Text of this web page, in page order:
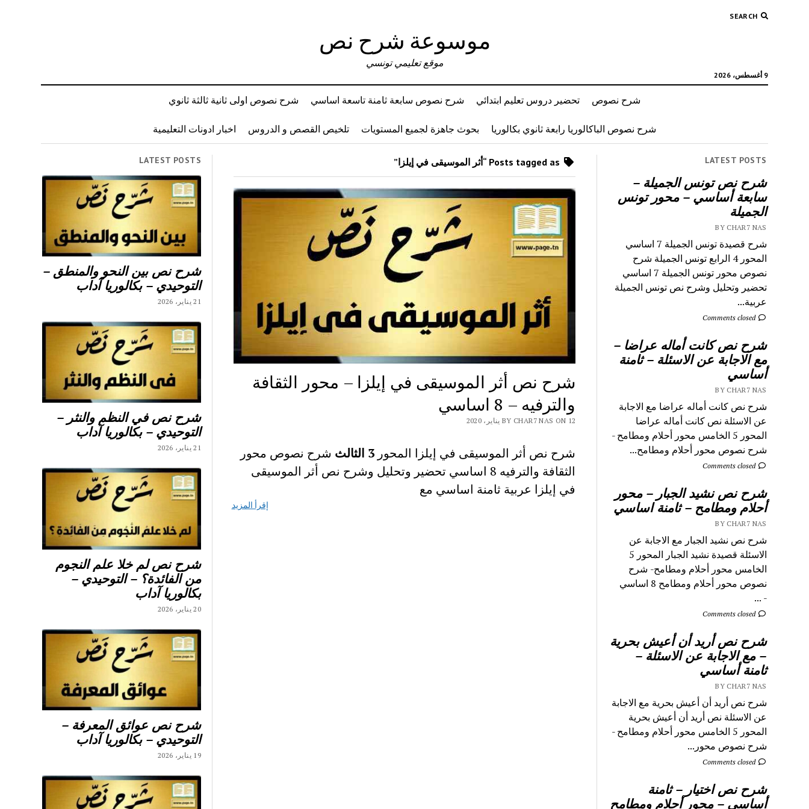
SEARCH
موسوعة شرح نص
9 أغسطس، 2026
موقع تعليمي تونسي
شرح نصوص تحضير دروس تعليم ابتدائي شرح نصوص سابعة ثامنة تاسعة اساسي شرح نصوص اولى ثانية ثالثة ثانوي
شرح نصوص الباكالوريا رابعة ثانوي بكالوريا بحوث جاهزة لجميع المستويات تلخيص القصص و الدروس اخبار ادونات التعليمية
LATEST POSTS
شرح نص تونس الجميلة –
سابعة أساسي – محور تونس
الجميلة
BY CHAR7 NAS
شرح قصيدة تونس الجميلة 7 اساسي
المحور 4 الرابع تونس الجميلة شرح
نصوص محور تونس الجميلة 7 اساسي
تحضير وتحليل وشرح نص تونس الجميلة
عربية...
Comments closed
شرح نص كانت أماله عراضا –
مع الاجابة عن الاسئلة – ثامنة
أساسي
BY CHAR7 NAS
شرح نص كانت أماله عراضا مع الاجابة
عن الاسئلة نص كانت أماله عراضا
المحور 5 الخامس محور أحلام ومطامح -
شرح نصوص محور أحلام ومطامح...
Comments closed
شرح نص نشيد الجبار – محور
أحلام ومطامح – ثامنة اساسي
BY CHAR7 NAS
شرح نص نشيد الجبار مع الاجابة عن
الاسئلة قصيدة نشيد الجبار المحور 5
الخامس محور أحلام ومطامح- شرح
نصوص محور أحلام ومطامح 8 اساسي
- ...
Comments closed
شرح نص أريد أن أعيش بحرية
– مع الاجابة عن الاسئلة –
ثامنة أساسي
BY CHAR7 NAS
شرح نص أريد أن أعيش بحرية مع الاجابة
عن الاسئلة نص أريد أن أعيش بحرية
المحور 5 الخامس محور أحلام ومطامح -
شرح نصوص محور...
Comments closed
شرح نص اختيار – ثامنة
أساسي – محور أحلام ومطامح
شرح نص أثر الموسيقى في إيلزا – محور الثقافة
والترفيه – 8 اساسي
BY CHAR7 NAS ON 12 يناير، 2020
شرح نص أثر الموسيقى في إيلزا المحور 3 الثالث شرح نصوص محور
الثقافة والترفيه 8 اساسي تحضير وتحليل وشرح نص أثر الموسيقى
في إيلزا عربية ثامنة اساسي مع
إقرأ المزيد
LATEST POSTS
شرح نص بين النحو والمنطق –
التوحيدي – بكالوريا آداب
21 يناير، 2026
شرح نص في النظم والنثر –
التوحيدي – بكالوريا آداب
21 يناير، 2026
شرح نص لم خلا علم النجوم
من الفائدة؟ – التوحيدي –
بكالوريا آداب
20 يناير، 2026
شرح نص عوائق المعرفة –
التوحيدي – بكالوريا آداب
19 يناير، 2026